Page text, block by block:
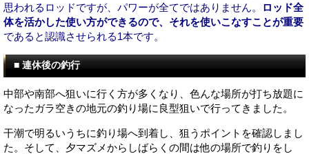
思われるロッドですが、パワーが全てではありません。
ロッド全
体を活かした使い方ができるので、それを使いこなすことが重要
であると認識させられる1本です。
■ 連休後の釣行
中部や南部へ狙いに行く方が多くなり、色んな場所が打ち放題に
なったガラ空きの地元の釣り場に良型狙いで行ってきました。
干潮で明るいうちに釣り場へ到着し、狙うポイントを確認しまし
た。そして、夕マズメからしばらくの間は他の場所で釣りをし